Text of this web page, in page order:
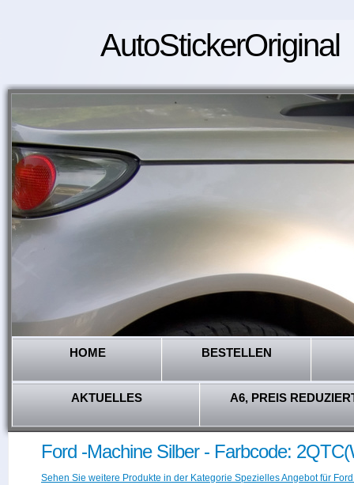
AutoStickerOriginal
HOME BESTELLEN
AKTUELLES A6, PREIS
Ford -Machine Silber - Farbcode:
Sehen Sie weitere Produkte in der Kategorie Spezielles Angebot für